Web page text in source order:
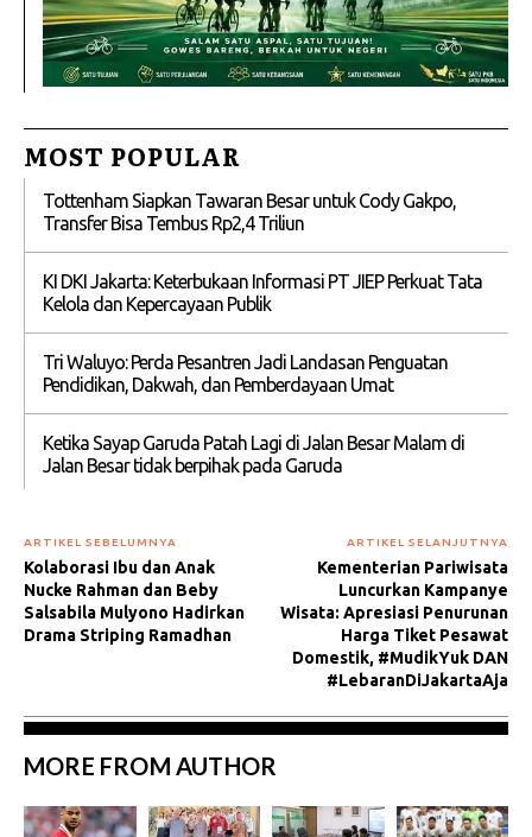
MOST POPULAR
Tottenham Siapkan Tawaran Besar untuk Cody Gakpo,
Transfer Bisa Tembus Rp2,4 Triliun
KI DKI Jakarta: Keterbukaan Informasi PT JIEP Perkuat Tata
Kelola dan Kepercayaan Publik
Tri Waluyo: Perda Pesantren Jadi Landasan Penguatan
Pendidikan, Dakwah, dan Pemberdayaan Umat
Ketika Sayap Garuda Patah Lagi di Jalan Besar Malam di
Jalan Besar tidak berpihak pada Garuda
ARTIKEL SEBELUMNYA
Kolaborasi Ibu dan Anak
Nucke Rahman dan Beby
Salsabila Mulyono Hadirkan
Drama Striping Ramadhan
ARTIKEL SELANJUTNYA
Kementerian Pariwisata
Luncurkan Kampanye
Wisata: Apresiasi Penurunan
Harga Tiket Pesawat
Domestik, #MudikYuk DAN
#LebaranDiJakartaAja
MORE FROM AUTHOR